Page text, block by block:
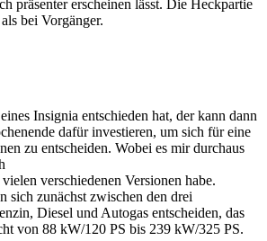
präsenter erscheinen lässt. Die Heckpartie
bei Vorgänger.
Insignia entschieden hat, der kann dann
dafür investieren, um sich für eine
zu entscheiden. Wobei es mir durchaus
verschiedenen Versionen habe.
sich zunächst zwischen den drei
Diesel und Autogas entscheiden, das
von 88 kW/120 PS bis 239 kW/325 PS.